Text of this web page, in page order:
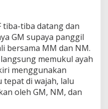
tiba-tiba datang dan
GM supaya panggil
bersama MM dan NM.
memukul ayah
menggunakan
tepat di wajah, lalu
oleh GM, NM, dan